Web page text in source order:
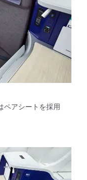
ペアシートを採用